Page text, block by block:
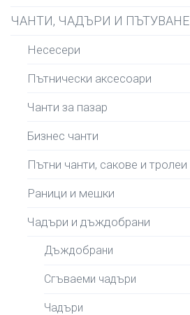
ЧАНТИ, ЧАДЪРИ И ПЪТУВАНЕ
Несесери
Пътнически аксесоари
Чанти за пазар
Бизнес чанти
Пътни чанти, сакове и тролеи
Раници и мешки
Чадъри и дъждобрани
Дъждобрани
Сгъваеми чадъри
Чадъри